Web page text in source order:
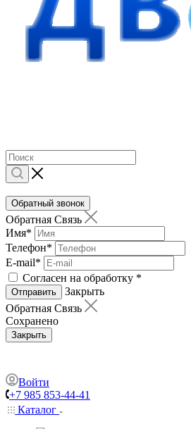
Обратный звонок
Обратная Связь
Имя*
Телефон*
E-mail*
Согласен на обработку *
Отправить
Закрыть
Обратная Связь
Сохранено
Закрыть
Войти
+7 985 853-44-41
Каталог